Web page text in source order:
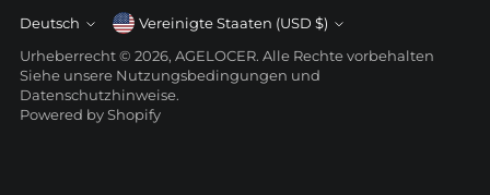
Sprache
Deutsch Währung Vereinigte Staaten (USD $)
Urheberrecht © 2026, AGELOCER. Alle Rechte vorbehalten
Siehe unsere Nutzungsbedingungen und
Datenschutzhinweise.
Powered by Shopify